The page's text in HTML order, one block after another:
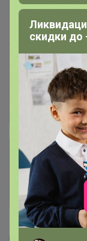
Сбор
Артемида
скидки до